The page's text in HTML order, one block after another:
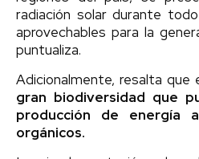
radiación solar durante
aprovechables para la
puntualiza.
Adicionalmente, resalta que
gran biodiversidad que
producción de energía
orgánicos.